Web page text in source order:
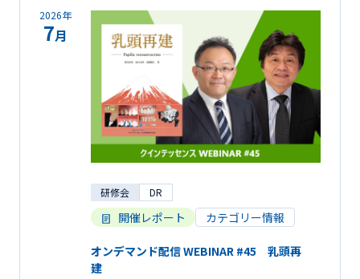
2026年
7月
研修会 DR
開催レポート カテゴリー情報
オンデマンド配信 WEBINAR #45 乳頭再
建